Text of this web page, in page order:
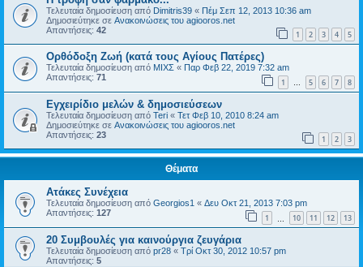
Τελευταία δημοσίευση από Dimitris39 « Πέμ Σεπ 12, 2013 10:36 am
Δημοσιεύτηκε σε Ανακοινώσεις του agiooros.net
Απαντήσεις: 42 1 2 3 4 5
Ορθόδοξη Ζωή (κατά τους Αγίους Πατέρες)
Τελευταία δημοσίευση από ΜΙΧΣ « Παρ Φεβ 22, 2019 7:32 am
Απαντήσεις: 71 1 … 5 6 7 8
Εγχειρίδιο μελών & δημοσιεύσεων
Τελευταία δημοσίευση από Teri « Τετ Φεβ 10, 2010 8:24 am
Δημοσιεύτηκε σε Ανακοινώσεις του agiooros.net
Απαντήσεις: 23 1 2 3
Θέματα
Ατάκες Συνέχεια
Τελευταία δημοσίευση από Georgios1 « Δευ Οκτ 21, 2013 7:03 pm
Απαντήσεις: 127 1 10 11 12 13
20 Συμβουλές για καινούργια ζευγάρια
Τελευταία δημοσίευση από pr28 « Τρί Οκτ 30, 2012 10:57 pm
Απαντήσεις: 5